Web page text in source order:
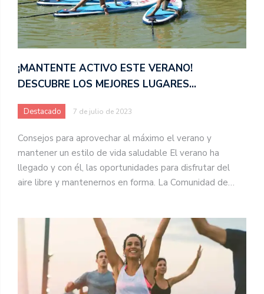
¡MANTENTE ACTIVO ESTE VERANO!
DESCUBRE LOS MEJORES LUGARES…
Destacado 7 de julio de 2023
Consejos para aprovechar al máximo el verano y
mantener un estilo de vida saludable El verano ha
llegado y con él, las oportunidades para disfrutar del
aire libre y mantenernos en forma. La Comunidad de…